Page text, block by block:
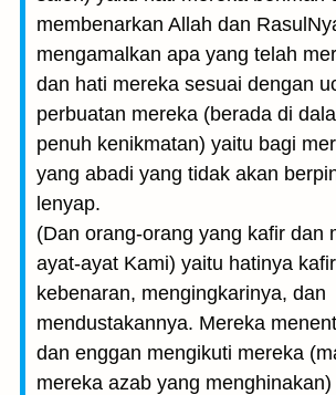
membenarkan Allah dan
mengamalkan apa yang telah
dan hati mereka sesuai dengan
perbuatan mereka (berada di
penuh kenikmatan) yaitu bagi
yang abadi yang tidak akan
lenyap.
(Dan orang-orang yang kafir dan
ayat-ayat Kami) yaitu hatinya
kebenaran, mengingkarinya, dan
mendustakannya. Mereka
dan enggan mengikuti mereka
mereka azab yang menghinakan)